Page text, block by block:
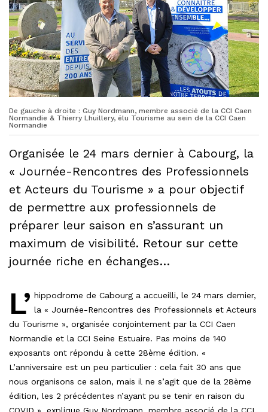
De gauche à droite : Guy Nordmann, membre associé de la CCI Caen
Normandie & Thierry Lhuillery, élu Tourisme au sein de la CCI Caen
Normandie
Organisée le 24 mars dernier à Cabourg, la
« Journée-Rencontres des Professionnels
et Acteurs du Tourisme » a pour objectif
de permettre aux professionnels de
préparer leur saison en s’assurant un
maximum de visibilité. Retour sur cette
journée riche en échanges…
L’ hippodrome de Cabourg a accueilli, le 24 mars dernier,
la « Journée-Rencontres des Professionnels et Acteurs
du Tourisme », organisée conjointement par la CCI Caen
Normandie et la CCI Seine Estuaire. Pas moins de 140
exposants ont répondu à cette 28ème édition. «
L’anniversaire est un peu particulier : cela fait 30 ans que
nous organisons ce salon, mais il ne s’agit que de la 28ème
édition, les 2 précédentes n’ayant pu se tenir en raison du